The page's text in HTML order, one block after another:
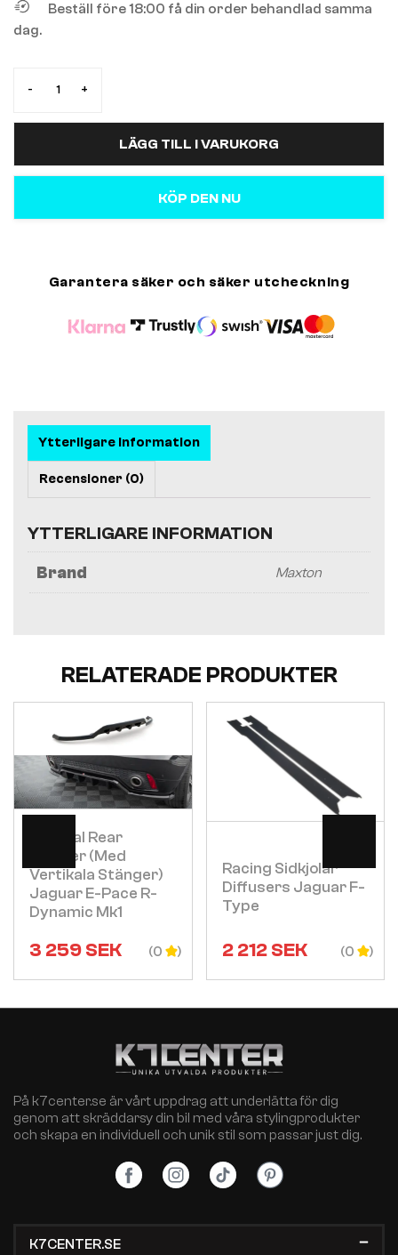
Beställ före 18:00 få din order behandlad samma
dag.
- +
LÄGG TILL I VARUKORG
KÖP DEN NU
Garantera säker och säker utcheckning
Ytterligare information
Recensioner (0)
YTTERLIGARE INFORMATION
Brand Maxton
RELATERADE PRODUKTER
Central Rear
Splitter (med
Vertikala Stänger)
Jaguar E-Pace R-
Dynamic Mk1
3 259SEK (0
Visa
Racing Sidkjolar
Diffusers Jaguar F-
Type
2 212SEK (0
Visa
På k7center.se är vårt uppdrag att underlätta för dig
genom att skräddarsy din bil med våra stylingprodukter
och skapa en individuell och unik stil som passar just dig.
K7CENTER.SE